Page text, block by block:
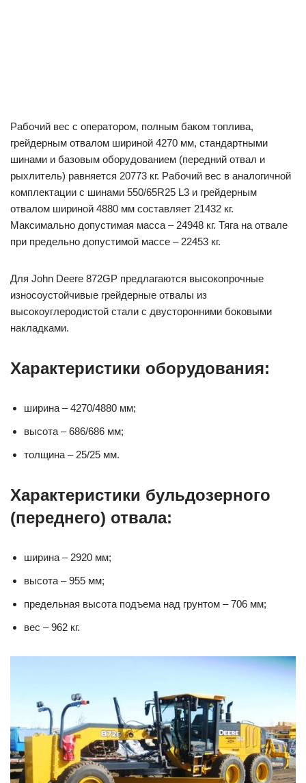
Рабочий вес с оператором, полным баком топлива,
грейдерным отвалом шириной 4270 мм, стандартными
шинами и базовым оборудованием (передний отвал и
рыхлитель) равняется 20773 кг. Рабочий вес в аналогичной
комплектации с шинами 550/65R25 L3 и грейдерным
отвалом шириной 4880 мм составляет 21432 кг.
Максимально допустимая масса – 24948 кг. Тяга на отвале
при предельно допустимой массе – 22453 кг.
Для John Deere 872GP предлагаются высокопрочные
износоустойчивые грейдерные отвалы из
высокоуглеродистой стали с двусторонними боковыми
накладками.
Характеристики оборудования:
ширина – 4270/4880 мм;
высота – 686/686 мм;
толщина – 25/25 мм.
Характеристики бульдозерного
(переднего) отвала:
ширина – 2920 мм;
высота – 955 мм;
предельная высота подъема над грунтом – 706 мм;
вес – 962 кг.